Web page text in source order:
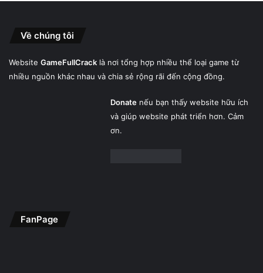
Về chúng tôi
Website GameFullCrack là nơi tổng hợp nhiều thể loại game từ
nhiều nguồn khác nhau và chia sẻ rộng rãi đến cộng đồng.
Donatenếu bạn thấy website hữu ích
và giúp website phát triển hơn. Cảm
ơn.
FanPage